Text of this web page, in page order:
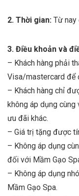
2. Thời gian: Từ
3. Điều khoản và
– Khách hàng phải
Visa/mastercard để
– Khách hàng chỉ
không áp dụng cùng
ưu đãi khác.
– Giá trị tặng được
– Không áp dụng
đối với Mầm Gạo
– Không áp dụng
Mầm Gạo Spa.